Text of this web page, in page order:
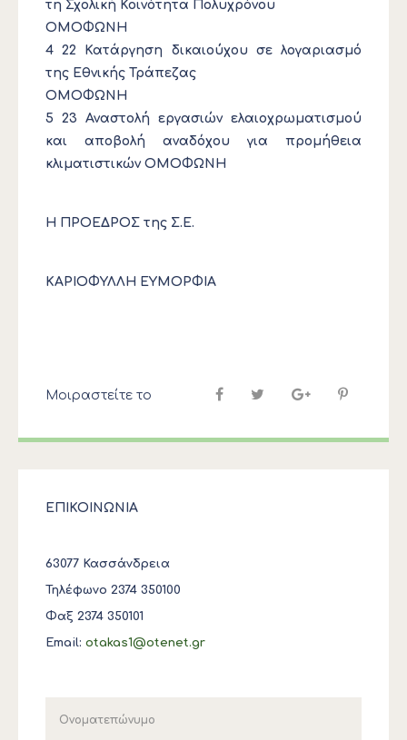
τη Σχολική Κοινότητα Πολυχρόνου
ΟΜΟΦΩΝΗ
4 22 Κατάργηση δικαιούχου σε λογαριασμό
της Εθνικής Τράπεζας
ΟΜΟΦΩΝΗ
5 23 Αναστολή εργασιών ελαιοχρωματισμού
και αποβολή αναδόχου για προμήθεια
κλιματιστικών ΟΜΟΦΩΝΗ
Η ΠΡΟΕΔΡΟΣ της Σ.Ε.
ΚΑΡΙΟΦΥΛΛΗ ΕΥΜΟΡΦΙΑ
Μοιραστείτε το
ΕΠΙΚΟΙΝΩΝΙΑ
63077 Κασσάνδρεια
Τηλέφωνο 2374 350100
Φαξ 2374 350101
Email: otakas1@otenet.gr